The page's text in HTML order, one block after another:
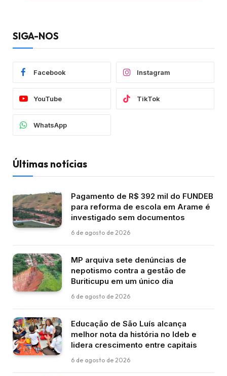
SIGA-NOS
Facebook Instagram
YouTube TikTok
WhatsApp
Últimas notícias
Pagamento de R$ 392 mil do FUNDEB
para reforma de escola em Arame é
investigado sem documentos
6 de agosto de 2026
MP arquiva sete denúncias de
nepotismo contra a gestão de
Buriticupu em um único dia
6 de agosto de 2026
Educação de São Luís alcança
melhor nota da história no Ideb e
lidera crescimento entre capitais
6 de agosto de 2026